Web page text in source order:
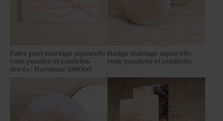
Faire part mariage aquarelle
rose poudré et confettis
dorés | Buromac 108060
Badge mariage aquarelle
rose poudrée et confettis